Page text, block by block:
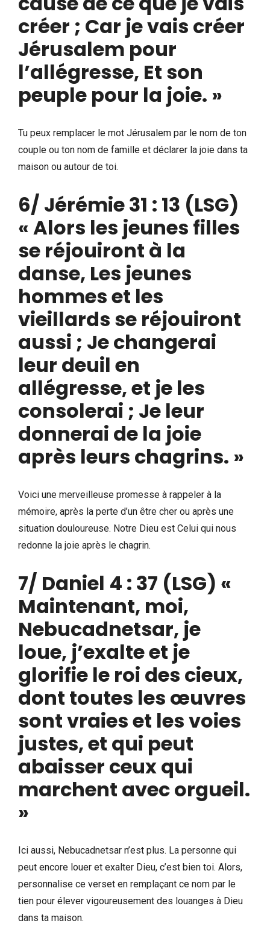
créer ; Car je vais créer
Jérusalem pour
l’allégresse, Et son
peuple pour la joie. »
Tu peux remplacer le mot Jérusalem par le nom de ton
couple ou ton nom de famille et déclarer la joie dans ta
maison ou autour de toi.
6/ Jérémie 31 : 13 (LSG)
« Alors les jeunes filles
se réjouiront à la
danse, Les jeunes
hommes et les
vieillards se réjouiront
aussi ; Je changerai
leur deuil en
allégresse, et je les
consolerai ; Je leur
donnerai de la joie
après leurs chagrins. »
Voici une merveilleuse promesse à rappeler à la
mémoire, après la perte d’un être cher ou après une
situation douloureuse. Notre Dieu est Celui qui nous
redonne la joie après le chagrin.
7/ Daniel 4 : 37 (LSG) «
Maintenant, moi,
Nebucadnetsar, je
loue, j’exalte et je
glorifie le roi des cieux,
dont toutes les œuvres
sont vraies et les voies
justes, et qui peut
abaisser ceux qui
marchent avec orgueil.
»
Ici aussi, Nebucadnetsar n’est plus. La personne qui
peut encore louer et exalter Dieu, c’est bien toi. Alors,
personnalise ce verset en remplaçant ce nom par le
tien pour élever vigoureusement des louanges à Dieu
dans ta maison.